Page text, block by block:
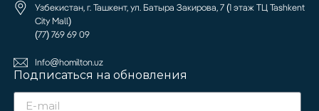
Узбекистан, г. Ташкент, ул. Батыра Закирова, 7 (1 этаж ТЦ Tashkent
City Mall)
(77) 769 69 09
Info@homilton.uz
Подписаться на обновления